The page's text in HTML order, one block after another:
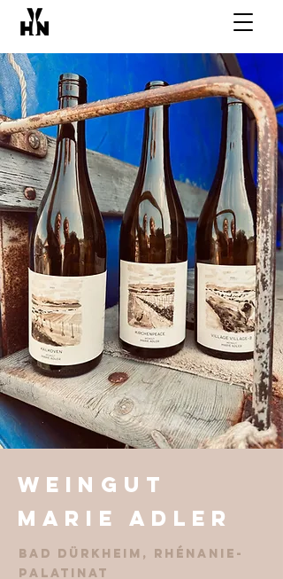
Weingut
Marie Adler
Bad Dürkheim, Rhénanie-
Palatinat